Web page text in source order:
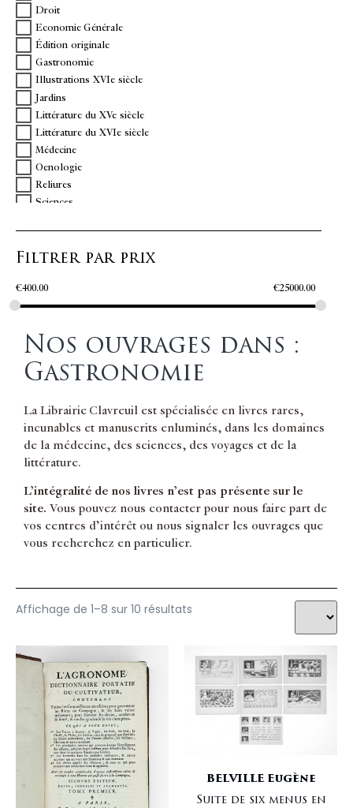
Droit
Economie Générale
Édition originale
Gastronomie
Illustrations XVIe siècle
Jardins
Littérature du XVe siècle
Littérature du XVIe siècle
Médecine
Oenologie
Reliures
Sciences
Filtrer par prix
€400.00 €25000.00
Nos ouvrages dans :
Gastronomie
La Librairie Clavreuil est spécialisée en livres rares,
incunables et manuscrits enluminés, dans les domaines
de la médecine, des sciences, des voyages et de la
littérature.
L’intégralité de nos livres n’est pas présente sur le
site. Vous pouvez nous contacter pour nous faire part de
vos centres d’intérêt ou nous signaler les ouvrages que
vous recherchez en particulier.
Affichage de 1–8 sur 10 résultats
BELVILLE Eugène
Suite de six menus en